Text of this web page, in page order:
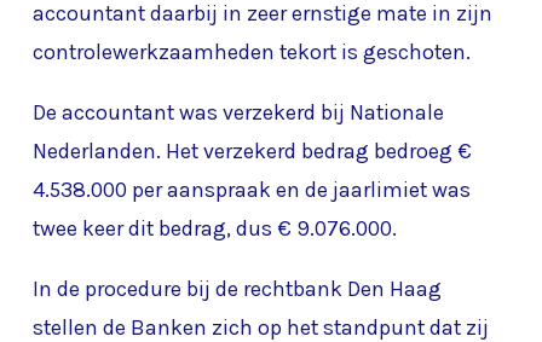
accountant daarbij in zeer ernstige mate in zijn
controlewerkzaamheden tekort is geschoten.
De accountant was verzekerd bij Nationale
Nederlanden. Het verzekerd bedrag bedroeg €
4.538.000 per aanspraak en de jaarlimiet was
twee keer dit bedrag, dus € 9.076.000.
In de procedure bij de rechtbank Den Haag
stellen de Banken zich op het standpunt dat zij